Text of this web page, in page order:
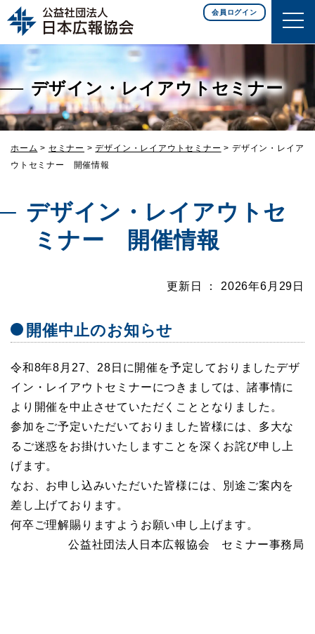
このページの本文へ移動
会員ログイン
デザイン・レイアウトセミナー
ホーム > セミナー >デザイン・レイアウトセミナー >デザイン・レイア
ウトセミナー 開催情報
デザイン・レイアウトセ
ミナー 開催情報
更新日 ： 2026年6月29日
開催中止のお知らせ
令和8年8月27、28日に開催を予定しておりましたデザ
イン・レイアウトセミナーにつきましては、諸事情に
より開催を中止させていただくこととなりました。
参加をご予定いただいておりました皆様には、多大な
るご迷惑をお掛けいたしますことを深くお詫び申し上
げます。
なお、お申し込みいただいた皆様には、別途ご案内を
差し上げております。
何卒ご理解賜りますようお願い申し上げます。
公益社団法人日本広報協会 セミナー事務局